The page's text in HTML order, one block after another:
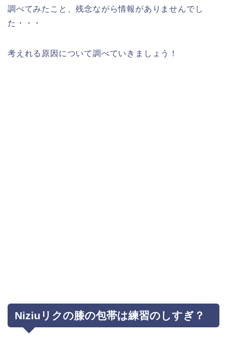
調べてみたこと、残念ながら情報がありませんでし
た・・・
考えれる原因について調べていきましょう！
Niziuリクの膝の包帯は練習のしすぎ？